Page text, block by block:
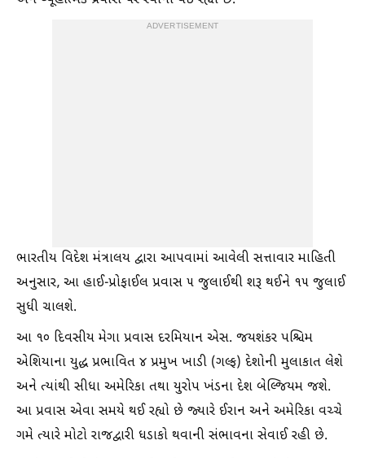
ADVERTISEMENT
ભારતીય વિદેશ મંત્રાલય દ્વારા આપવામાં આવેલી સત્તાવાર માહિતી
અનુસાર, આ હાઈ-પ્રોફાઈલ પ્રવાસ ૫ જુલાઈથી શરૂ થઈને ૧૫ જુલાઈ
સુધી ચાલશે.
આ ૧૦ દિવસીય મેગા પ્રવાસ દરમિયાન એસ. જયશંકર પશ્ચિમ
એશિયાના યુદ્ધ પ્રભાવિત ૪ પ્રમુખ ખાડી (ગલ્ફ) દેશોની મુલાકાત લેશે
અને ત્યાંથી સીધા અમેરિકા તથા યુરોપ ખંડના દેશ બેલ્જિયમ જશે.
આ પ્રવાસ એવા સમયે થઈ રહ્યો છે જ્યારે ઈરાન અને અમેરિકા વચ્ચે
ગમે ત્યારે મોટો રાજદ્વારી ધડાકો થવાની સંભાવના સેવાઈ રહી છે.